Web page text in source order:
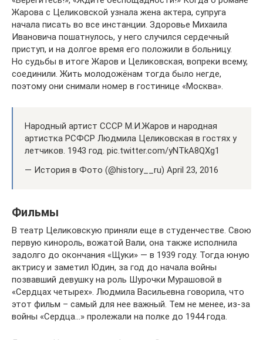
Жарова с Целиковской узнала жена актера, супруга
начала писать во все инстанции. Здоровье Михаила
Ивановича пошатнулось, у него случился сердечный
приступ, и на долгое время его положили в больницу.
Но судьбы в итоге Жаров и Целиковская, вопреки всему,
соединили. Жить молодожёнам тогда было негде,
поэтому они снимали номер в гостинице «Москва».
Народный артист СССР М.И.Жаров и народная
артистка РСФСР Людмила Целиковская в гостях у
летчиков. 1943 год. pic.twitter.com/yNTkA8QXg1
— История в Фото (@history__ru) April 23, 2016
Фильмы
В театр Целиковскую приняли еще в студенчестве. Свою
первую кинороль, вожатой Вали, она также исполнила
задолго до окончания «Щуки» — в 1939 году. Тогда юную
актрису и заметил Юдин, за год до начала войны
позвавший девушку на роль Шурочки Мурашовой в
«Сердцах четырех». Людмила Васильевна говорила, что
этот фильм – самый для нее важный. Тем не менее, из-за
войны «Сердца…» пролежали на полке до 1944 года.